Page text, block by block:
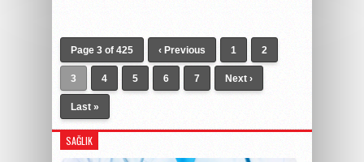
Page 3 of 425 ‹ Previous 1 2
3 4 5 6 7 Next ›
Last »
SAĞLIK